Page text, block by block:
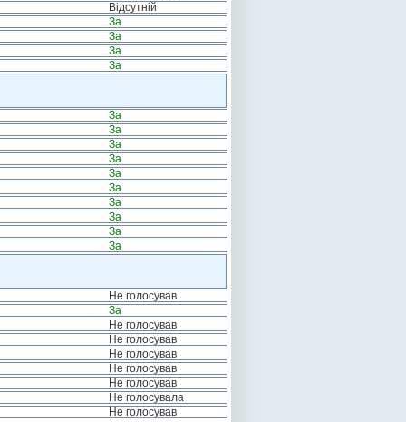
Відсутній
За
За
За
За
За
За
За
За
За
За
За
За
За
За
Не голосував
За
Не голосував
Не голосував
Не голосував
Не голосував
Не голосував
Не голосувала
Не голосував